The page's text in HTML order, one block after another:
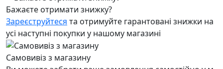
Бажаєте отримати знижку?
Зареєструйтеся та отримуйте гарантовані знижки на
усі наступні покупки у нашому магазині
Самовивіз з магазину